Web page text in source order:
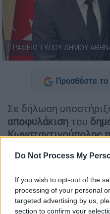
Do Not Process My
If you wish to opt-out of the
processing of your personal
targeted advertising by us,
section to confirm your
(ΓΡΑΦΕΙΟ ΤΥΠΟΥ ΔΗΜΟΥ
Προσθέστε
Σε δήλωση
αποφυλάκιση του
Κωνσταντινούπολης
εκπρόσωπος των
πραγματοποίησε μια
επίσκεψη στην